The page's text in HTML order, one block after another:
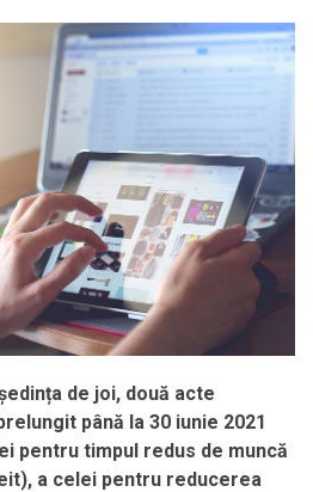
de joi, două acte
până la 30 iunie 2021
pentru timpul redus de muncă
a celei pentru reducerea